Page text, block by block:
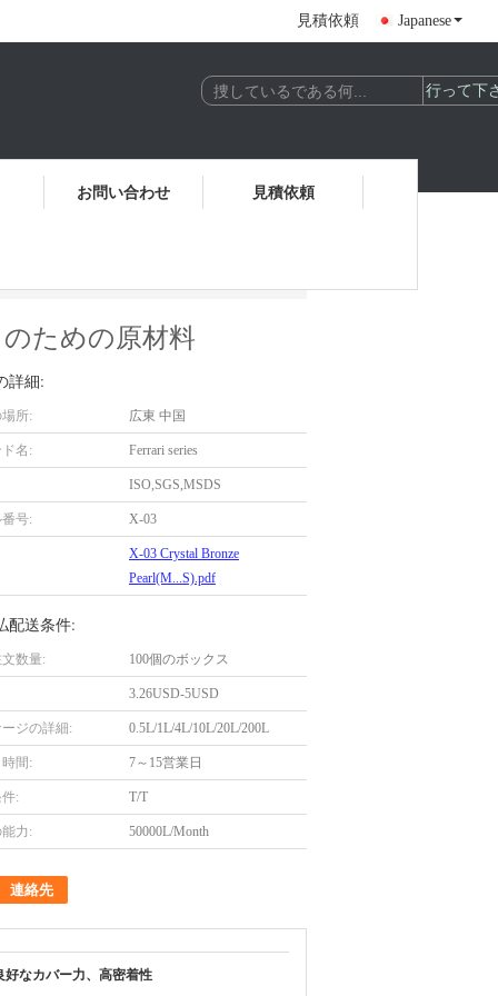
見積依頼 Japanese
お問い合わせ 見積依頼
ための原材料
詳細:
所: 広東 中国
名: Ferrari series
ISO,SGS,MSDS
号: X-03
X-03 Crystal Bronze
Pearl(M...S).pdf
配送条件:
数量: 100個のボックス
3.26USD-5USD
ジの詳細: 0.5L/1L/4L/10L/20L/200L
間: 7～15営業日
: T/T
力: 50000L/Month
連絡先
なカバー力、高密着性